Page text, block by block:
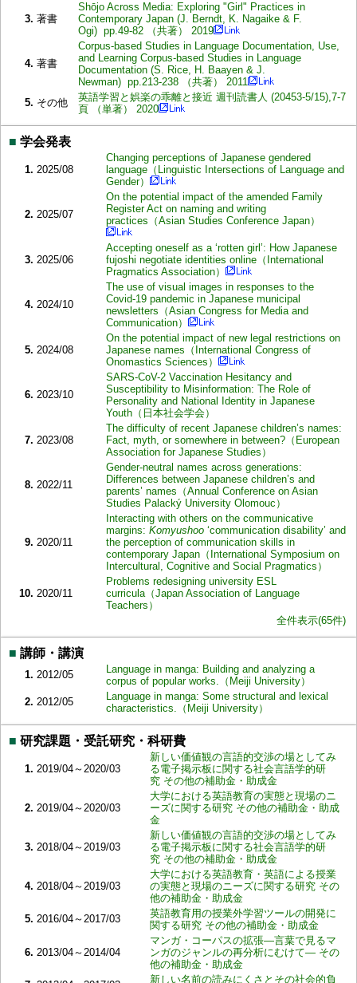
3. 著書
Shōjo Across Media: Exploring "Girl" Practices in
Contemporary Japan (J. Berndt, K. Nagaike & F.
Ogi) pp.49-82 （共著） 2019
4. 著書
Corpus-based Studies in Language Documentation, Use,
and Learning Corpus-based Studies in Language
Documentation (S. Rice, H. Baayen & J.
Newman) pp.213-238 （共著） 2011
5. その他
英語学習と娯楽の乖離と接近 週刊読書人 (20453-5/15),7-7
頁 （単著） 2020
■ 学会発表
1. 2025/08
Changing perceptions of Japanese gendered
language（Linguistic Intersections of Language and
Gender）
2. 2025/07
On the potential impact of the amended Family
Register Act on naming and writing
practices（Asian Studies Conference Japan）
3. 2025/06
Accepting oneself as a ‘rotten girl’: How Japanese
fujoshi negotiate identities online（International
Pragmatics Association）
4. 2024/10
The use of visual images in responses to the
Covid-19 pandemic in Japanese municipal
newsletters（Asian Congress for Media and
Communication）
5. 2024/08
On the potential impact of new legal restrictions on
Japanese names（International Congress of
Onomastics Sciences）
6. 2023/10
SARS-CoV-2 Vaccination Hesitancy and
Susceptibility to Misinformation: The Role of
Personality and National Identity in Japanese
Youth（日本社会学会）
7. 2023/08
The difficulty of recent Japanese children’s names:
Fact, myth, or somewhere in between?（European
Association for Japanese Studies）
8. 2022/11
Gender-neutral names across generations:
Differences between Japanese children’s and
parents’ names（Annual Conference on Asian
Studies Palacký University Olomouc）
9. 2020/11
Interacting with others on the communicative
margins: Komyushoo ‘communication disability’ and
the perception of communication skills in
contemporary Japan（International Symposium on
Intercultural, Cognitive and Social Pragmatics）
10. 2020/11
Problems redesigning university ESL
curricula（Japan Association of Language
Teachers）
全件表示(65件)
■ 講師・講演
1. 2012/05
Language in manga: Building and analyzing a
corpus of popular works.（Meiji University）
2. 2012/05
Language in manga: Some structural and lexical
characteristics.（Meiji University）
■ 研究課題・受託研究・科研費
1. 2019/04～2020/03
新しい価値観の言語的交渉の場としてみ
る電子掲示板に関する社会言語学的研
究 その他の補助金・助成金
2. 2019/04～2020/03
大学における英語教育の実態と現場のニ
ーズに関する研究 その他の補助金・助成
金
3. 2018/04～2019/03
新しい価値観の言語的交渉の場としてみ
る電子掲示板に関する社会言語学的研
究 その他の補助金・助成金
4. 2018/04～2019/03
大学における英語教育・英語による授業
の実態と現場のニーズに関する研究 その
他の補助金・助成金
5. 2016/04～2017/03
英語教育用の授業外学習ツールの開発に
関する研究 その他の補助金・助成金
6. 2013/04～2014/04
マンガ・コーパスの拡張―言葉で見るマ
ンガのジャンルの再分析にむけて― その
他の補助金・助成金
新しい名前の読みにくさとその社会的負